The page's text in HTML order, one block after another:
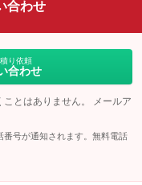
合わせ
り依頼
合わせ
とはありません。 メールア
号が通知されます。無料電話